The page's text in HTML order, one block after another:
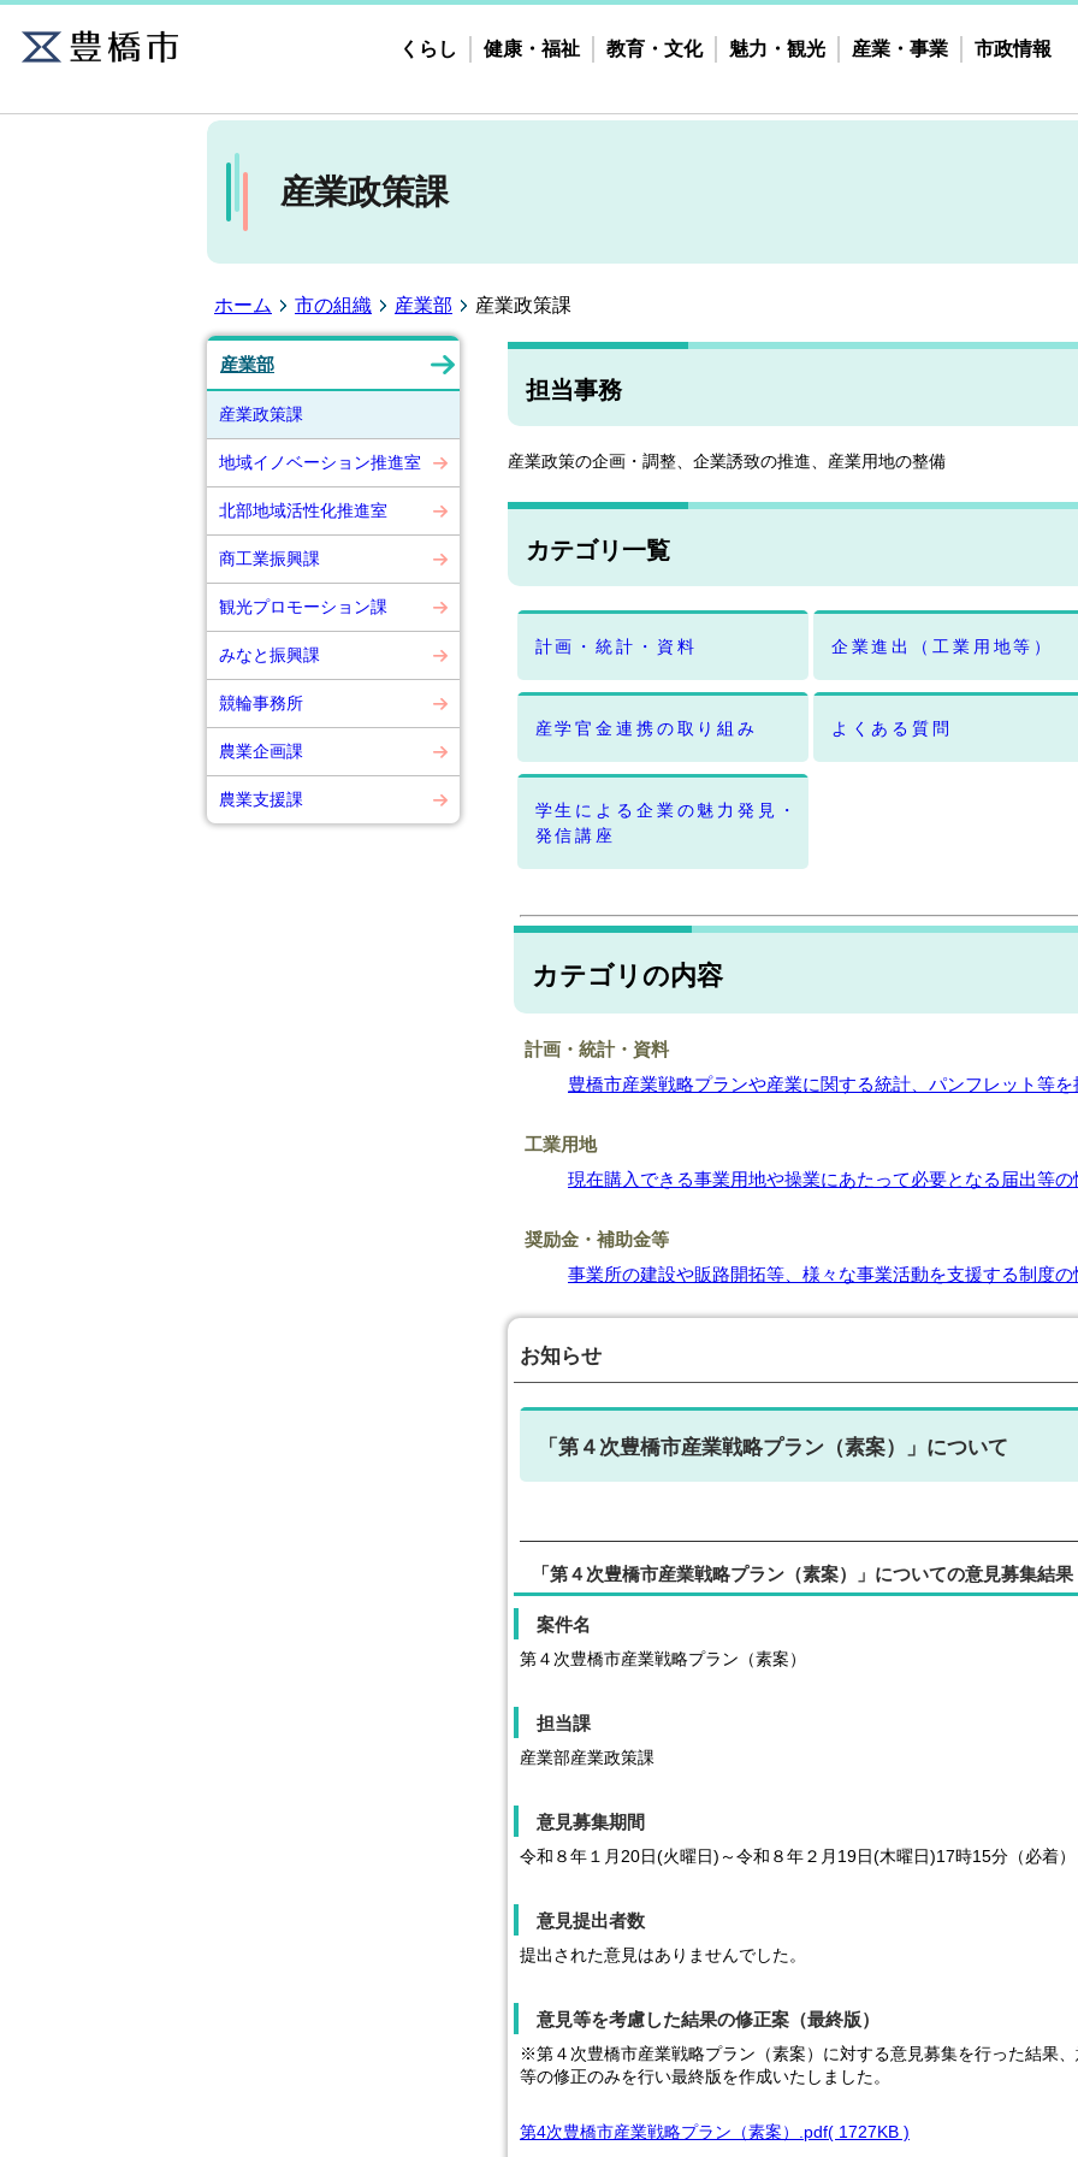
くらし 健康・福祉 教育・文化 魅力・観光 産業・事業 市政情報
産業政策課
ホーム 市の組織 産業部 産業政策課
産業部
産業政策課
地域イノベーション推進室
北部地域活性化推進室
商工業振興課
観光プロモーション課
みなと振興課
競輪事務所
農業企画課
農業支援課
担当事務
産業政策の企画・調整、企業誘致の推進、産業用地の整備
カテゴリ一覧
計画・統計・資料 企業進出（工業用地等）
産学官金連携の取り組み よくある質問
学生による企業の魅力発見・
発信講座
カテゴリの内容
計画・統計・資料
豊橋市産業戦略プランや産業に関する統計、パンフレット等
工業用地
現在購入できる事業用地や操業にあたって必要となる届出等
奨励金・補助金等
事業所の建設や販路開拓等、様々な事業活動を支援する制度
お知らせ
「第４次豊橋市産業戦略プラン（素案）」について
「第４次豊橋市産業戦略プラン（素案）」についての意見募集結果
案件名
第４次豊橋市産業戦略プラン（素案）
担当課
産業部産業政策課
意見募集期間
令和８年１月20日(火曜日)～令和８年２月19日(木曜日)17時15分（必着）
意見提出者数
提出された意見はありませんでした。
意見等を考慮した結果の修正案（最終版）
※第４次豊橋市産業戦略プラン（素案）に対する意見募集を行った結果
等の修正のみを行い最終版を作成いたしました。
第4次豊橋市産業戦略プラン（素案）.pdf( 1727KB )